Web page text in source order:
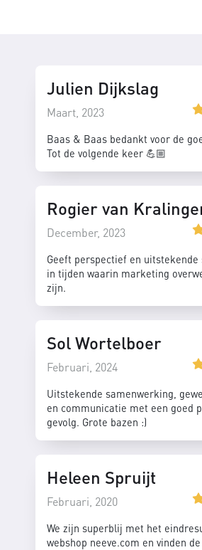
Julien Dijkslag
Maart, 2023
Baas & Baas bedankt voor de
Tot de volgende keer 💪🏼
Rogier van
December, 2023
Geeft perspectief en uitstekende
in tijden waarin marketing
zijn.
Sol Wortelboer
Februari, 2024
Uitstekende samenwerking,
en communicatie met een goed
gevolg. Grote bazen :)
Heleen Spruijt
Februari, 2020
We zijn superblij met het
webshop neeve.com en vinden de